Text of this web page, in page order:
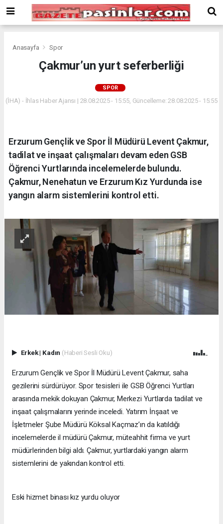
Bonusu
Veren
deneme
bonus
Bonus
Veren
Anasayfa Spor
Çakmur’un yurt seferberliği
SPOR
(İHA) - İhlas Haber Ajansı | 28.08.2025 - 15:55, Güncelleme: 28.08.2025 - 15:55
Erzurum Gençlik ve Spor İl Müdürü Levent Çakmur,
tadilat ve inşaat çalışmaları devam eden GSB
Öğrenci Yurtlarında incelemelerde bulundu.
Çakmur, Nenehatun ve Erzurum Kız Yurdunda ise
yangın alarm sistemlerini kontrol etti.
Erkek| Kadın (Haberi Sesli Oku)
Erzurum Gençlik ve Spor İl Müdürü Levent Çakmur, saha
gezilerini sürdürüyor. Spor tesisleri ile GSB Öğrenci Yurtları
arasında mekik dokuyan Çakmur, Merkezi Yurtlarda tadilat ve
inşaat çalışmalarını yerinde inceledi. Yatırım İnşaat ve
İşletmeler Şube Müdürü Köksal Kaçmaz’ın da katıldığı
incelemelerde il müdürü Çakmur, müteahhit firma ve yurt
müdürlerinden bilgi aldı. Çakmur, yurtlardaki yangın alarm
sistemlerini de yakından kontrol etti.
Eski hizmet binası kız yurdu oluyor